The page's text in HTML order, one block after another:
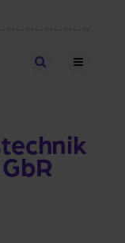
Stellen finden